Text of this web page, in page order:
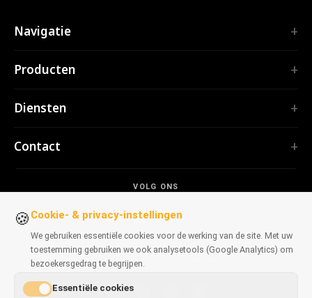
VOLG ONS
BESCHIKBAAR VOOR BROWSERS
Navigatie
Diensten
AI-tools
Frontend
Ontwikkeltools
Producten
TubePilot
Alle extensies →
Alle tools →
WEBSITES
CosmoLapse
GuitarAtlas
Diensten
Webapplicaties
Browserextensies
IT-advies
Legacy-portfolio
Contact
Warschau, Polen
🍪 Cookie- & privacy-instellingen
We gebruiken essentiële cookies voor de werking van de site. Met uw
toestemming gebruiken we ook analysetools (Google Analytics) om
bezoekersgedrag te begrijpen.
Essentiële cookies